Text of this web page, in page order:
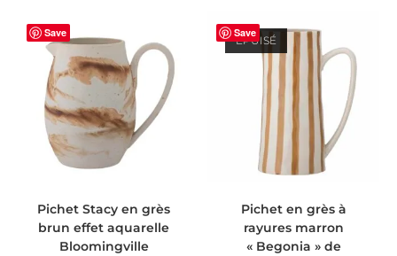
Save
Pichet Stacy en grès
brun effet aquarelle
Bloomingville
Save
ÉPUISÉ
Pichet en grès à
rayures marron
« Begonia » de